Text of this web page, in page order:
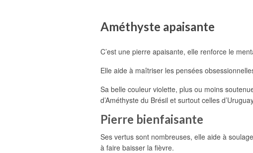
Améthyste apaisante
C’est une pierre apaisante, elle renforce le
Elle aide à maîtriser les pensées
Sa belle couleur violette, plus ou moins
d’Améthyste du Brésil et surtout celles
Pierre bienfaisante
Ses vertus sont nombreuses, elle aide à
à faire baisser la fièvre.